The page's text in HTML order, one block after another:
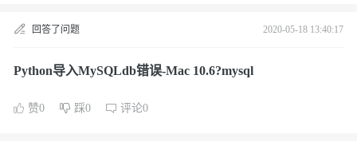
回答了问题 2020-05-18 13:40:17
Python导入MySQLdb错误-Mac 10.6?mysql
赞0 踩0 评论0